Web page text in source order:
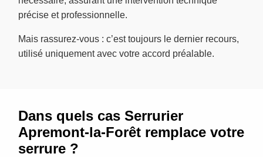
précise et professionnelle.
Mais rassurez-vous : c’est toujours le dernier recours,
utilisé uniquement avec votre accord préalable.
Dans quels cas Serrurier
Apremont-la-Forêt remplace votre
serrure ?